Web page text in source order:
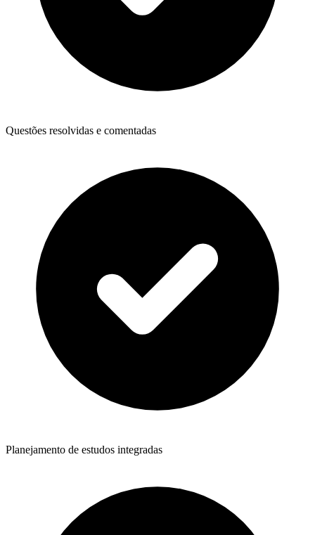
Questões resolvidas e comentadas
Planejamento de estudos integradas